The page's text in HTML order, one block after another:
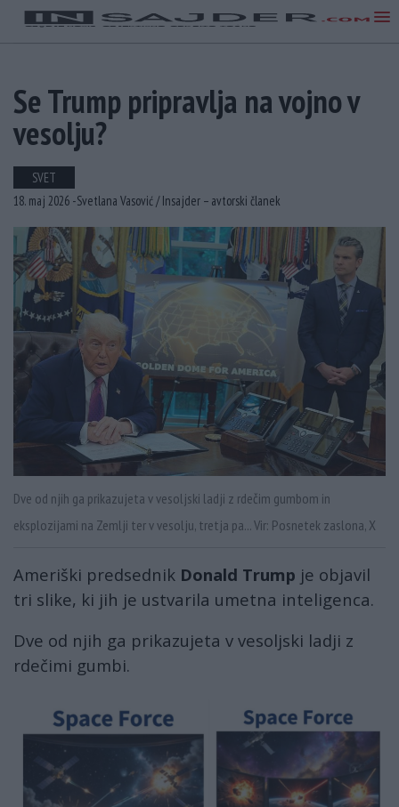
Se Trump pripravlja na vojno v
vesolju?
SVET
18. maj 2026 -Svetlana Vasović /Insajder – avtorski članek
Dve od njih ga prikazujeta v vesoljski ladji z rdečim gumbom in
eksplozijami na Zemlji ter v vesolju, tretja pa... Vir: Posnetek zaslona, X
Ameriški predsednik Donald Trump je objavil
tri slike, ki jih je ustvarila umetna inteligenca.
Dve od njih ga prikazujeta v vesoljski ladji z
rdečimi gumbi.